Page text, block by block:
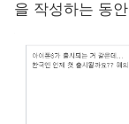
을 작성하는 동